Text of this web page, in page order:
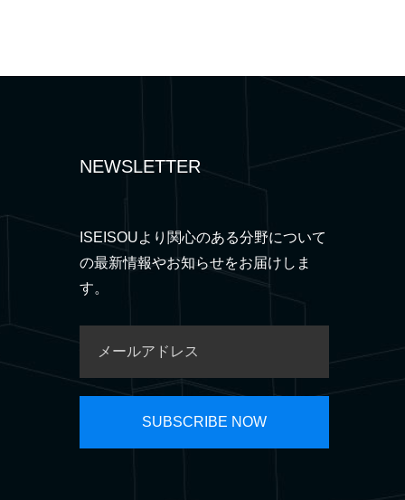
NEWSLETTER
ISEISOUより関心のある分野について
の最新情報やお知らせをお届けしま
す。